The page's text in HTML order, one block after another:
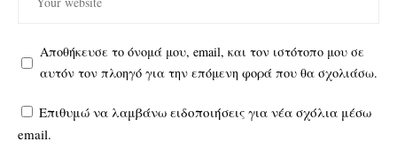
Αποθήκευσε το όνομά μου, email, και τον ιστότοπο μου σε
αυτόν τον πλοηγό για την επόμενη φορά που θα σχολιάσω.
Επιθυμώ να λαμβάνω ειδοποιήσεις για νέα σχόλια μέσω
email.